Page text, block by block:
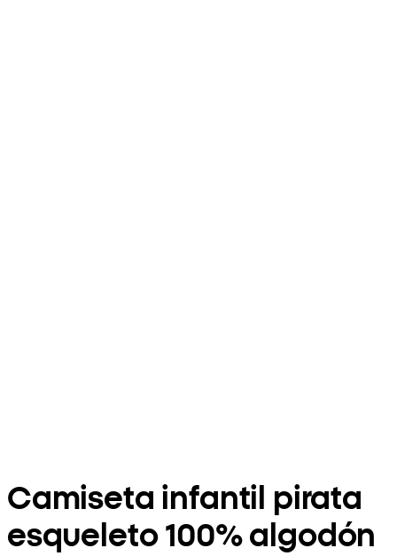
Camiseta infantil pirata
esqueleto 100% algodón